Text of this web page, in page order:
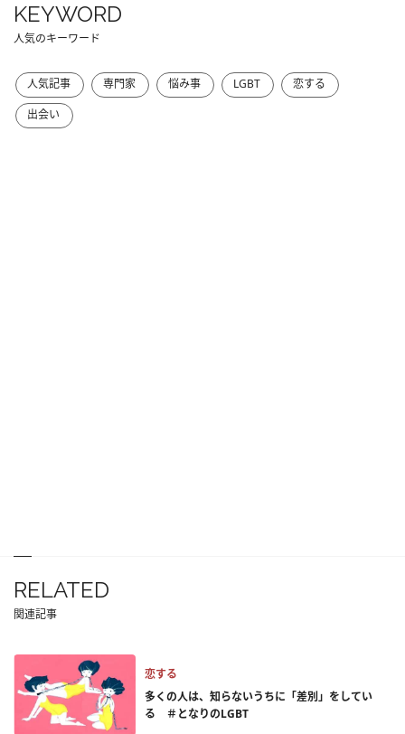
KEYWORD
人気のキーワード
人気記事 専門家 悩み事 LGBT
恋する
出会い
RELATED
関連記事
恋する
多くの人は、知らないうちに「差別」をしてい
る ＃となりのLGBT